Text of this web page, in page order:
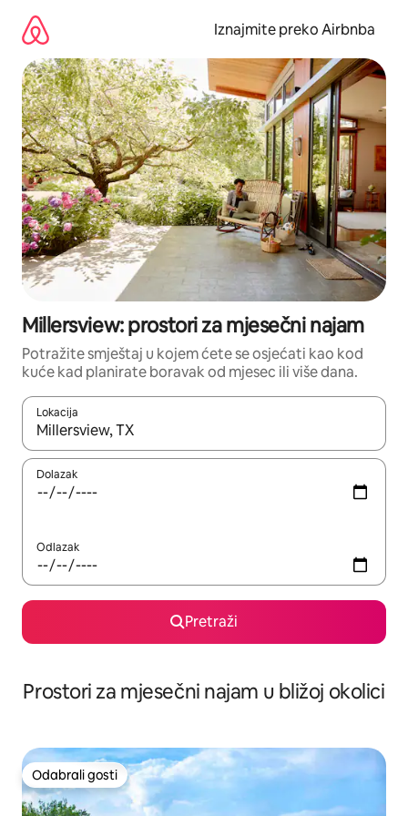
sadržaj
Iznajmite preko Airbnba
Millersview: prostori za mjesečni najam
Potražite smještaj u kojem ćete se osjećati kao kod
kuće kad planirate boravak od mjesec ili više dana.
Lokacija
Kada budu dostupni rezultati, moći ćete ih pregledati
Dolazak
Odlazak
Pretraži
Prostori za mjesečni najam u bližoj okolici
Odabrali gosti
Odabrali gosti